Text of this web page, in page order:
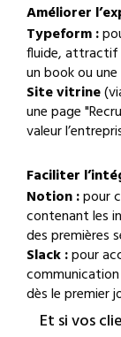
Améliorer
Typeform :
fluide, attractif
un book ou
Site vitrine
une page
valeur
Faciliter
Notion :pour
contenant les
des premières
Slack :pour
dès le premier
Et si vos